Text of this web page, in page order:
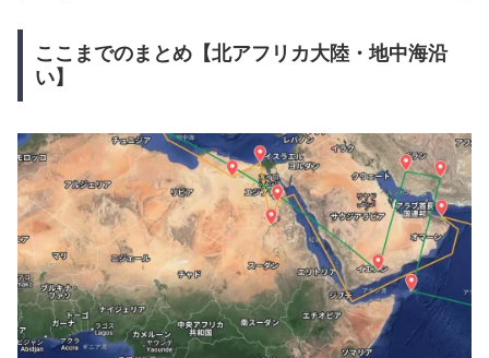
ここまでのまとめ【北アフリカ大陸・地中海沿
い】